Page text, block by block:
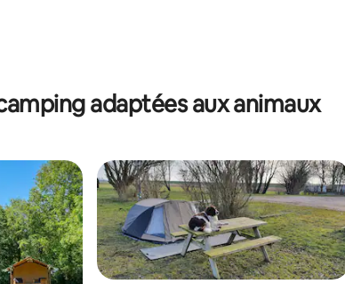
: 4,83 sur 5
adaptées aux animaux